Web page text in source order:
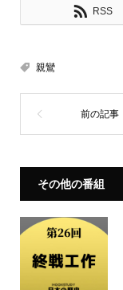
RSS
親鸞
その他の番組